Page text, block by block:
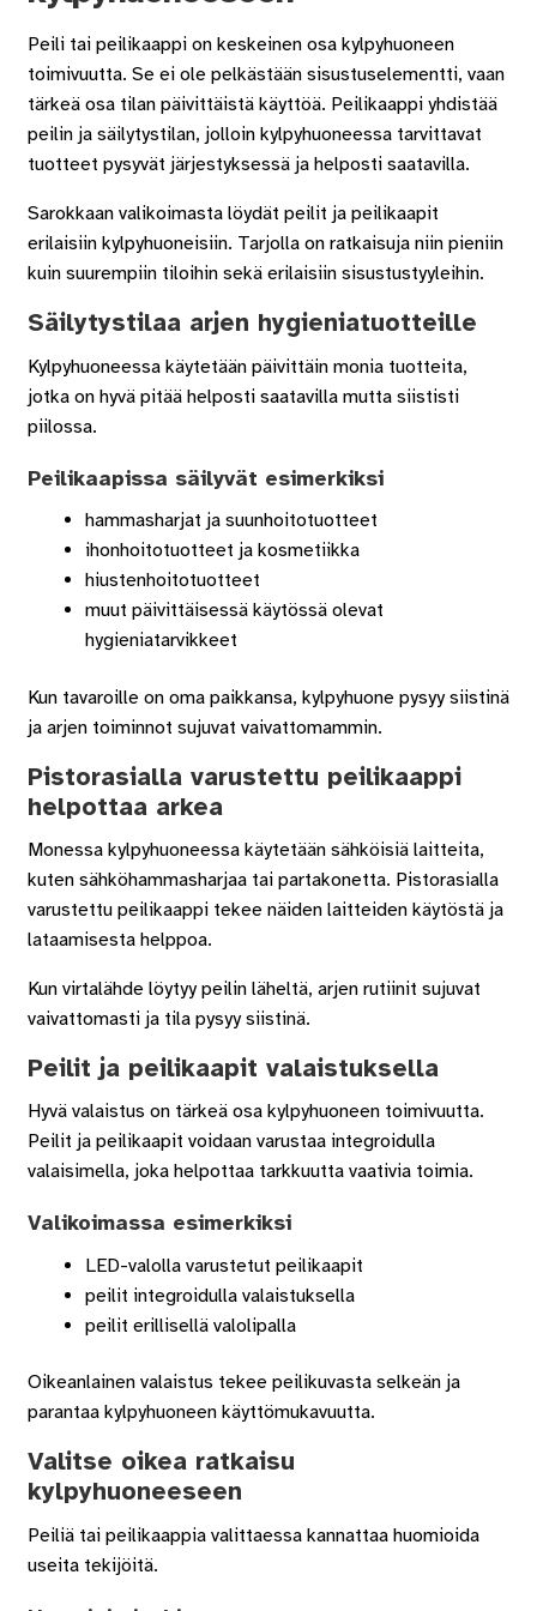
Peili tai peilikaappi on keskeinen osa kylpyhuoneen
toimivuutta. Se ei ole pelkästään sisustuselementti, vaan
tärkeä osa tilan päivittäistä käyttöä. Peilikaappi yhdistää
peilin ja säilytystilan, jolloin kylpyhuoneessa tarvittavat
tuotteet pysyvät järjestyksessä ja helposti saatavilla.
Sarokkaan valikoimasta löydät peilit ja peilikaapit
erilaisiin kylpyhuoneisiin. Tarjolla on ratkaisuja niin pieniin
kuin suurempiin tiloihin sekä erilaisiin sisustustyyleihin.
Säilytystilaa arjen hygieniatuotteille
Kylpyhuoneessa käytetään päivittäin monia tuotteita,
jotka on hyvä pitää helposti saatavilla mutta siististi
piilossa.
Peilikaapissa säilyvät esimerkiksi
hammasharjat ja suunhoitotuotteet
ihonhoitotuotteet ja kosmetiikka
hiustenhoitotuotteet
muut päivittäisessä käytössä olevat
hygieniatarvikkeet
Kun tavaroille on oma paikkansa, kylpyhuone pysyy siistinä
ja arjen toiminnot sujuvat vaivattomammin.
Pistorasialla varustettu peilikaappi
helpottaa arkea
Monessa kylpyhuoneessa käytetään sähköisiä laitteita,
kuten sähköhammasharjaa tai partakonetta. Pistorasialla
varustettu peilikaappi tekee näiden laitteiden käytöstä ja
lataamisesta helppoa.
Kun virtalähde löytyy peilin läheltä, arjen rutiinit sujuvat
vaivattomasti ja tila pysyy siistinä.
Peilit ja peilikaapit valaistuksella
Hyvä valaistus on tärkeä osa kylpyhuoneen toimivuutta.
Peilit ja peilikaapit voidaan varustaa integroidulla
valaisimella, joka helpottaa tarkkuutta vaativia toimia.
Valikoimassa esimerkiksi
LED-valolla varustetut peilikaapit
peilit integroidulla valaistuksella
peilit erillisellä valolipalla
Oikeanlainen valaistus tekee peilikuvasta selkeän ja
parantaa kylpyhuoneen käyttömukavuutta.
Valitse oikea ratkaisu
kylpyhuoneeseen
Peiliä tai peilikaappia valittaessa kannattaa huomioida
useita tekijöitä.